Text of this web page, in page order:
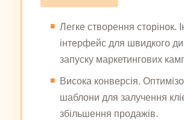
Легке створення сторінок.
інтерфейс для швидкого
запуску маркетингових
Висока конверсія.
шаблони для залучення
збільшення продажів.